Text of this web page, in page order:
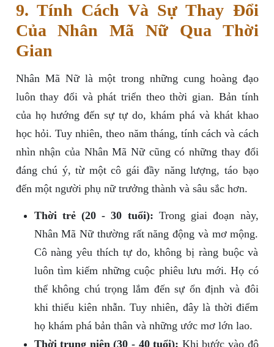
9. Tính Cách Và Sự Thay Đổi
Của Nhân Mã Nữ Qua Thời
Gian
Nhân Mã Nữ là một trong những cung hoàng đạo
luôn thay đổi và phát triển theo thời gian. Bản tính
của họ hướng đến sự tự do, khám phá và khát khao
học hỏi. Tuy nhiên, theo năm tháng, tính cách và cách
nhìn nhận của Nhân Mã Nữ cũng có những thay đổi
đáng chú ý, từ một cô gái đầy năng lượng, táo bạo
đến một người phụ nữ trưởng thành và sâu sắc hơn.
Thời trẻ (20 - 30 tuổi): Trong giai đoạn này,
Nhân Mã Nữ thường rất năng động và mơ mộng.
Cô nàng yêu thích tự do, không bị ràng buộc và
luôn tìm kiếm những cuộc phiêu lưu mới. Họ có
thể không chú trọng lắm đến sự ổn định và đôi
khi thiếu kiên nhẫn. Tuy nhiên, đây là thời điểm
họ khám phá bản thân và những ước mơ lớn lao.
Thời trung niên (30 - 40 tuổi): Khi bước vào độ